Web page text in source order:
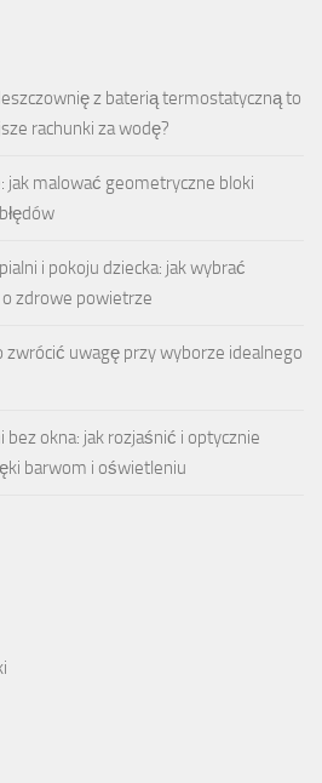
z baterią termostatyczną to
rachunki za wodę?
jak malować geometryczne bloki
i pokoju dziecka: jak wybrać
zdrowe powietrze
zwrócić uwagę przy wyborze idealnego
bez okna: jak rozjaśnić i optycznie
barwom i oświetleniu